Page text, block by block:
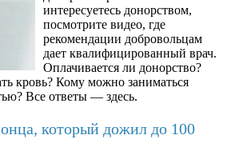
интересуетесь донорством,
посмотрите видео, где
рекомендации добровольцам
дает квалифицированный врач.
Оплачивается ли донорство?
кровь? Кому можно заниматься
Все ответы — здесь.
который дожил до 100